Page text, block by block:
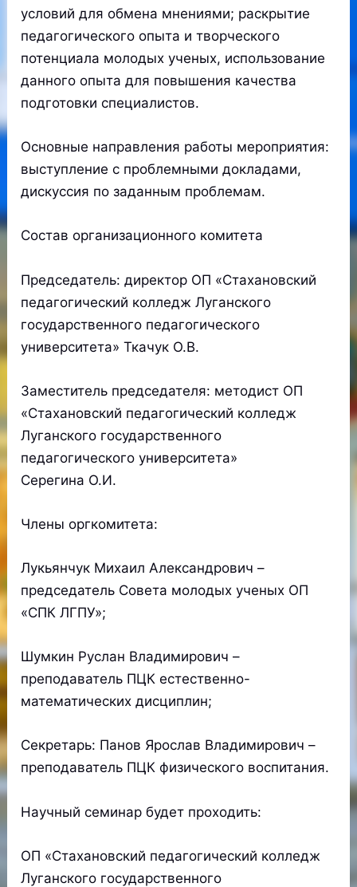
условий для обмена мнениями; раскрытие
педагогического опыта и творческого
потенциала молодых ученых, использование
данного опыта для повышения качества
подготовки специалистов.
Основные направления работы мероприятия:
выступление с проблемными докладами,
дискуссия по заданным проблемам.
Состав организационного комитета
Председатель: директор ОП «Стахановский
педагогический колледж Луганского
государственного педагогического
университета» Ткачук О.В.
Заместитель председателя: методист ОП
«Стахановский педагогический колледж
Луганского государственного
педагогического университета»
Серегина О.И.
Члены оргкомитета:
Лукьянчук Михаил Александрович –
председатель Совета молодых ученых ОП
«СПК ЛГПУ»;
Шумкин Руслан Владимирович –
преподаватель ПЦК естественно-
математических дисциплин;
Секретарь: Панов Ярослав Владимирович –
преподаватель ПЦК физического воспитания.
Научный семинар будет проходить:
ОП «Стахановский педагогический колледж
Луганского государственного